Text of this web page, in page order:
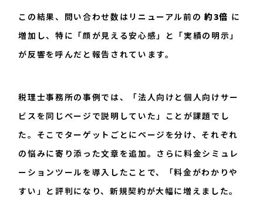
この結果、問い合わせ数はリニューアル前の約3倍 に
増加し、特に「顔が見える安心感」と「実績の明示」
が反響を呼んだと報告されています。
税理士事務所の事例では、「法人向けと個人向けサー
ビスを同じページで説明していた」ことが課題でし
た。そこでターゲットごとにページを分け、それぞれ
の悩みに寄り添った文章を追加。さらに料金シミュレ
ーションツールを導入したことで、「料金がわかりや
すい」と評判になり、新規契約が大幅に増えました。